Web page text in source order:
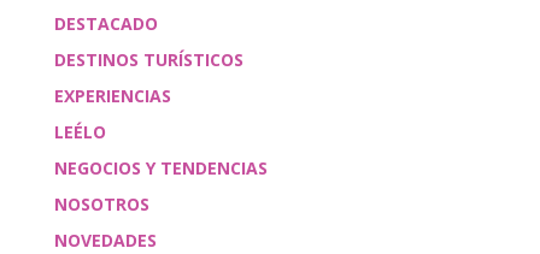
DESTACADO
DESTINOS TURÍSTICOS
EXPERIENCIAS
LEÉLO
NEGOCIOS Y TENDENCIAS
NOSOTROS
NOVEDADES